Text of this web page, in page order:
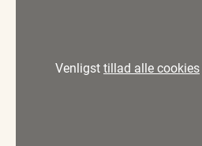
Venligsttillad alle cookies